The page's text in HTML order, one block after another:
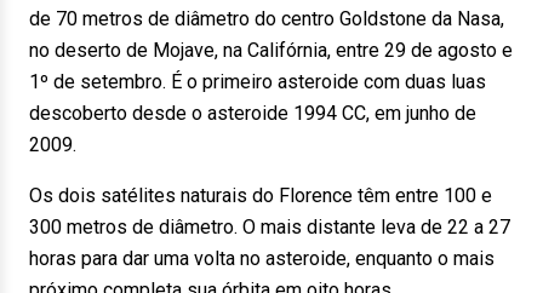
de 70 metros de diâmetro do centro Goldstone da Nasa,
no deserto de Mojave, na Califórnia, entre 29 de agosto e
1º de setembro. É o primeiro asteroide com duas luas
descoberto desde o asteroide 1994 CC, em junho de
2009.
Os dois satélites naturais do Florence têm entre 100 e
300 metros de diâmetro. O mais distante leva de 22 a 27
horas para dar uma volta no asteroide, enquanto o mais